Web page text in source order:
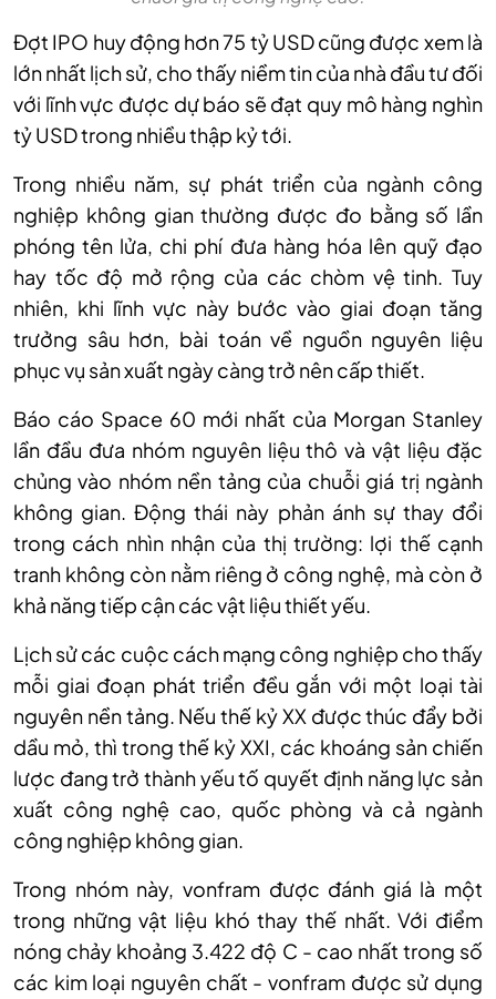
Đợt IPO huy động hơn 75 tỷ USD cũng được xem là
lớn nhất lịch sử, cho thấy niềm tin của nhà đầu tư đối
với lĩnh vực được dự báo sẽ đạt quy mô hàng nghìn
tỷ USD trong nhiều thập kỷ tới.
Trong nhiều năm, sự phát triển của ngành công
nghiệp không gian thường được đo bằng số lần
phóng tên lửa, chi phí đưa hàng hóa lên quỹ đạo
hay tốc độ mở rộng của các chòm vệ tinh. Tuy
nhiên, khi lĩnh vực này bước vào giai đoạn tăng
trưởng sâu hơn, bài toán về nguồn nguyên liệu
phục vụ sản xuất ngày càng trở nên cấp thiết.
Báo cáo Space 60 mới nhất của Morgan Stanley
lần đầu đưa nhóm nguyên liệu thô và vật liệu đặc
chủng vào nhóm nền tảng của chuỗi giá trị ngành
không gian. Động thái này phản ánh sự thay đổi
trong cách nhìn nhận của thị trường: lợi thế cạnh
tranh không còn nằm riêng ở công nghệ, mà còn ở
khả năng tiếp cận các vật liệu thiết yếu.
Lịch sử các cuộc cách mạng công nghiệp cho thấy
mỗi giai đoạn phát triển đều gắn với một loại tài
nguyên nền tảng. Nếu thế kỷ XX được thúc đẩy bởi
dầu mỏ, thì trong thế kỷ XXI, các khoáng sản chiến
lược đang trở thành yếu tố quyết định năng lực sản
xuất công nghệ cao, quốc phòng và cả ngành
công nghiệp không gian.
Trong nhóm này, vonfram được đánh giá là một
trong những vật liệu khó thay thế nhất. Với điểm
nóng chảy khoảng 3.422 độ C - cao nhất trong số
các kim loại nguyên chất - vonfram được sử dụng